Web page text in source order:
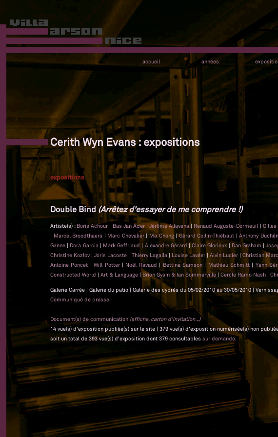
accueil années
Cerith Wyn Evans : expositions
expositions
Double Bind(Arrêtez d'essayer de me comprendre !)
Artiste(s) : Boris Achour | Bas Jan Ader | Jérôme Allavena | Renaud Auguste-Dormeuil | Gilles
| Marcel Broodthaers | Marc Chevalier|Ma Chong |Gérard Collin-Thiébaut |Anthony
Ganne | Dora Garcia | Mark Geffriaud | Alexandre Gérard |Claire Glorieux | Dan Graham |
Christine Kozlov |Joris Lacoste | Thierry Lagalla | Louise Lawler |Alvin Lucier |Christian
Antoine Poncet |Will Potter | Noël Ravaud | Bettina Samson | Mathieu Schmitt | Yann
Constructed World | Art & Language | Brion Gysin & Ian Sommerville | Cercle Ramo Nash |
Galerie Carrée | Galerie du patio | Galerie des cyprès du 05/02/2010 au 30/05/2010 |
Communiqué de presse
Document(s) de communication (affiche, carton d'invitation...)
14 vue(s) d'exposition publiée(s) sur le site | 379 vue(s) d'exposition numérisée(s) non
soit un total de 393 vue(s) d'exposition dont 379 consultables sur demande.